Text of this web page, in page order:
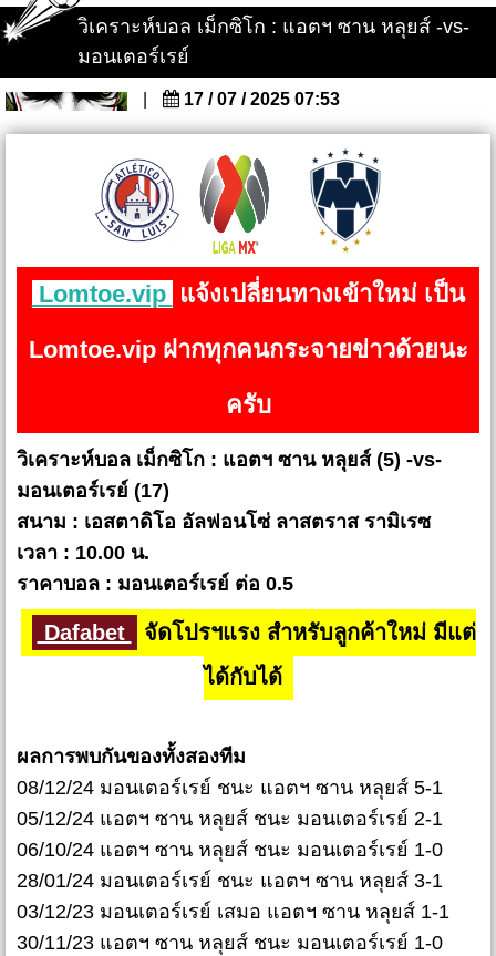
วิเคราะห์บอล เม็กซิโก : แอตฯ ซาน หลุยส์ -vs-
มอนเตอร์เรย์
17 / 07 / 2025 07:53
Lomtoe.vip แจ้งเปลี่ยนทางเข้าใหม่ เป็น
Lomtoe.vip ฝากทุกคนกระจายข่าวด้วยนะ
ครับ
วิเคราะห์บอล เม็กซิโก : แอตฯ ซาน หลุยส์ (5) -vs-
มอนเตอร์เรย์ (17)
สนาม : เอสตาดิโอ อัลฟอนโซ่ ลาสตราส รามิเรซ
เวลา : 10.00 น.
ราคาบอล : มอนเตอร์เรย์ ต่อ 0.5
Dafabet
จัดโปรฯแรง สำหรับลูกค้าใหม่ มีแต่
ได้กับได้
ผลการพบกันของทั้งสองทีม
08/12/24 มอนเตอร์เรย์ ชนะ แอตฯ ซาน หลุยส์ 5-1
05/12/24 แอตฯ ซาน หลุยส์ ชนะ มอนเตอร์เรย์ 2-1
06/10/24 แอตฯ ซาน หลุยส์ ชนะ มอนเตอร์เรย์ 1-0
28/01/24 มอนเตอร์เรย์ ชนะ แอตฯ ซาน หลุยส์ 3-1
03/12/23 มอนเตอร์เรย์ เสมอ แอตฯ ซาน หลุยส์ 1-1
30/11/23 แอตฯ ซาน หลุยส์ ชนะ มอนเตอร์เรย์ 1-0